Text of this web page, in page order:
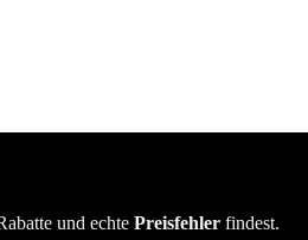
und echte Preisfehler findest.